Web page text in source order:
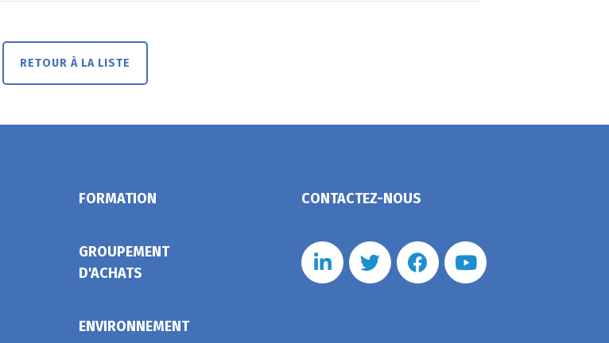
RETOUR À LA LISTE
FORMATION
GROUPEMENT
D'ACHATS
ENVIRONNEMENT
CONTACTEZ-NOUS